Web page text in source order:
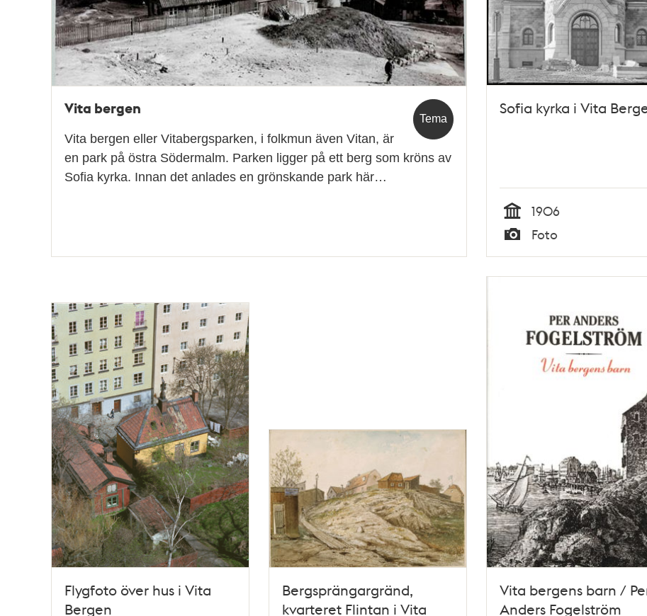
Tema
Vita bergen
Vita bergen eller Vitabergsparken, i folkmun även Vitan, är
en park på östra Södermalm. Parken ligger på ett berg som kröns av
Sofia kyrka. Innan det anlades en grönskande park här…
Sofia kyrka i Vita
Tid
1906
Typ
Foto
Flygfoto över hus i Vita
Bergen
Bergsprängargränd,
kvarteret Flintan i Vita
Vita bergens barn /
Anders Fogelström